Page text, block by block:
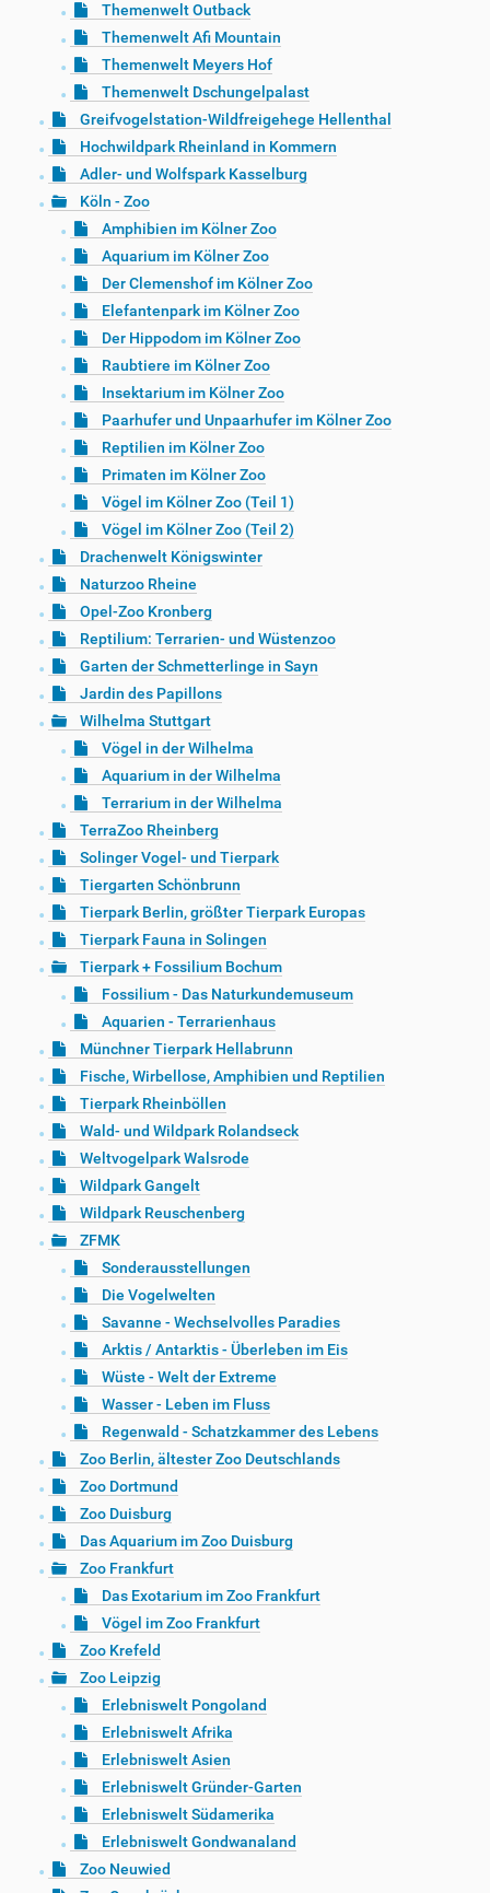
Themenwelt Outback
Themenwelt Afi Mountain
Themenwelt Meyers Hof
Themenwelt Dschungelpalast
Greifvogelstation-Wildfreigehege Hellenthal
Hochwildpark Rheinland in Kommern
Adler- und Wolfspark Kasselburg
Köln - Zoo
Amphibien im Kölner Zoo
Aquarium im Kölner Zoo
Der Clemenshof im Kölner Zoo
Elefantenpark im Kölner Zoo
Der Hippodom im Kölner Zoo
Raubtiere im Kölner Zoo
Insektarium im Kölner Zoo
Paarhufer und Unpaarhufer im Kölner Zoo
Reptilien im Kölner Zoo
Primaten im Kölner Zoo
Vögel im Kölner Zoo (Teil 1)
Vögel im Kölner Zoo (Teil 2)
Drachenwelt Königswinter
Naturzoo Rheine
Opel-Zoo Kronberg
Reptilium: Terrarien- und Wüstenzoo
Garten der Schmetterlinge in Sayn
Jardin des Papillons
Wilhelma Stuttgart
Vögel in der Wilhelma
Aquarium in der Wilhelma
Terrarium in der Wilhelma
TerraZoo Rheinberg
Solinger Vogel- und Tierpark
Tiergarten Schönbrunn
Tierpark Berlin, größter Tierpark Europas
Tierpark Fauna in Solingen
Tierpark + Fossilium Bochum
Fossilium - Das Naturkundemuseum
Aquarien - Terrarienhaus
Münchner Tierpark Hellabrunn
Fische, Wirbellose, Amphibien und Reptilien
Tierpark Rheinböllen
Wald- und Wildpark Rolandseck
Weltvogelpark Walsrode
Wildpark Gangelt
Wildpark Reuschenberg
ZFMK
Sonderausstellungen
Die Vogelwelten
Savanne - Wechselvolles Paradies
Arktis / Antarktis - Überleben im Eis
Wüste - Welt der Extreme
Wasser - Leben im Fluss
Regenwald - Schatzkammer des Lebens
Zoo Berlin, ältester Zoo Deutschlands
Zoo Dortmund
Zoo Duisburg
Das Aquarium im Zoo Duisburg
Zoo Frankfurt
Das Exotarium im Zoo Frankfurt
Vögel im Zoo Frankfurt
Zoo Krefeld
Zoo Leipzig
Erlebniswelt Pongoland
Erlebniswelt Afrika
Erlebniswelt Asien
Erlebniswelt Gründer-Garten
Erlebniswelt Südamerika
Erlebniswelt Gondwanaland
Zoo Neuwied